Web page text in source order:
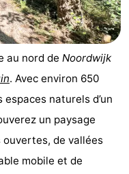
au nord de Noordwijk
. Avec environ 650
espaces naturels d’un
un paysage
ouvertes, de vallées
mobile et de